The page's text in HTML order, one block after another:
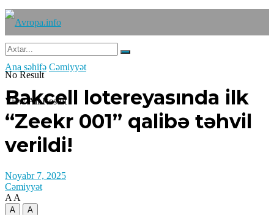
No Result
View All Result
Ana səhifə Cəmiyyət
Bakcell lotereyasında ilk
“Zeekr 001” qalibə təhvil
verildi!
Noyabr 7, 2025
Cəmiyyət
A A
A
A